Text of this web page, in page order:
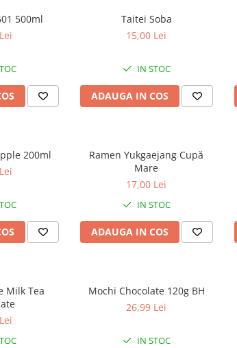
500ml
Taitei Soba
15,00 Lei
IN STOC
ADAUGA IN COS
200ml
Ramen Yukgaejang Cupă
Mare
17,00 Lei
IN STOC
ADAUGA IN COS
Milk Tea
Mochi Chocolate 120g BH
26,99 Lei
IN STOC